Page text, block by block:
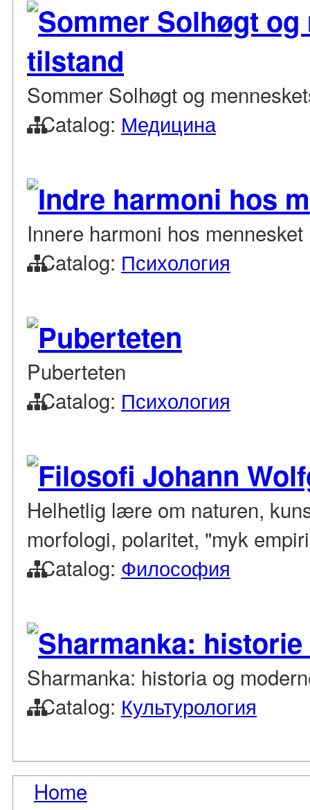
Sommer Solhøgt
tilstand
Sommer Solhøgt og
Catalog: Медицина
Indre harmoni hos
Innere harmoni hos mennesket
Catalog: Психология
Puberteten
Puberteten
Catalog: Психология
Filosofi Johann
Helhetlig lære om naturen,
morfologi, polaritet, "myk
Catalog: Философия
Sharmanka:
Sharmanka: historia og
Catalog: Культурология
Home